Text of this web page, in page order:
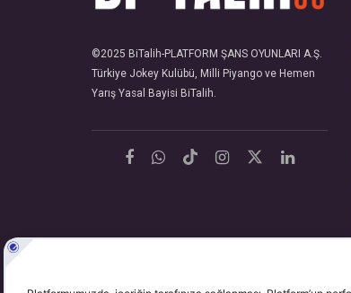
©2025 BiTalih-PLATFORM ŞANS OYUNLARI A.Ş.
Türkiye Jokey Kulübü, Milli Piyango ve Hemen
Yarış Yasal Bayisi BiTalih.